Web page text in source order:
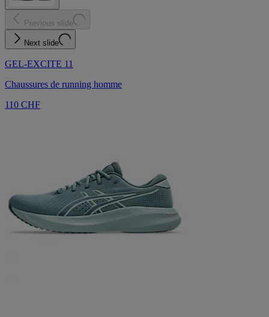
Previous slide
Next slide
GEL-EXCITE 11
Chaussures de running homme
110 CHF